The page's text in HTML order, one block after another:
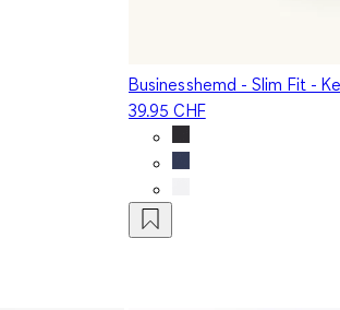
Businesshemd - Slim Fit -
39.95 CHF